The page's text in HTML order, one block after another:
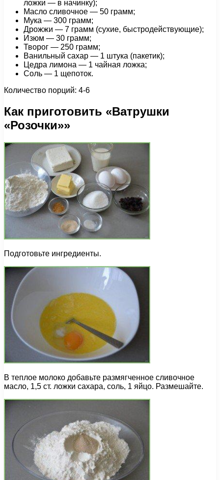
ложки — в начинку);
Масло сливочное — 50 грамм;
Мука — 300 грамм;
Дрожжи — 7 грамм (сухие, быстродействующие);
Изюм — 30 грамм;
Творог — 250 грамм;
Ванильный сахар — 1 штука (пакетик);
Цедра лимона — 1 чайная ложка;
Соль — 1 щепоток.
Количество порций: 4-6
Как приготовить «Ватрушки
«Розочки»»
Подготовьте ингредиенты.
В теплое молоко добавьте размягченное сливочное
масло, 1,5 ст. ложки сахара, соль, 1 яйцо. Размешайте.